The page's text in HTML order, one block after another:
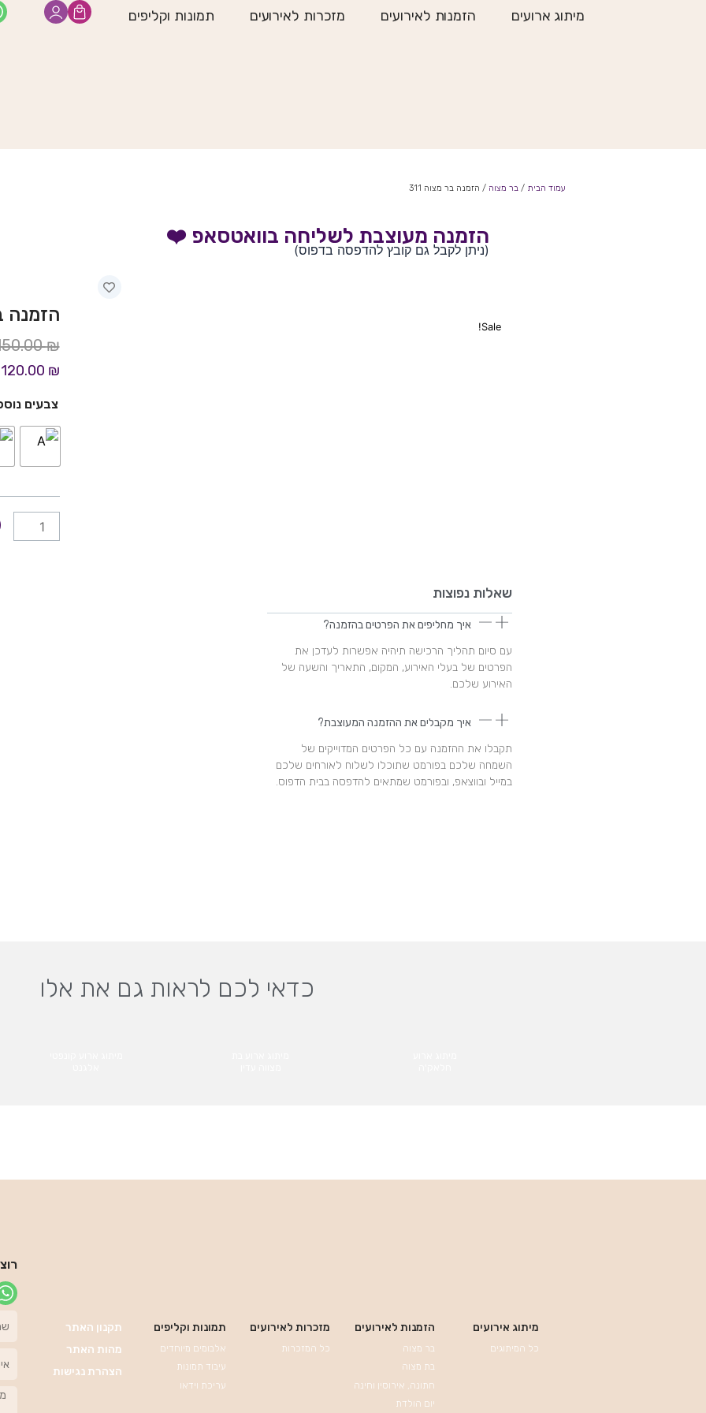
מיתוג ארועים הזמנות לאירועים מזכרות לאירועים תמונות וקליפים
עמוד הבית / בר מצוה / הזמנה בר מצוה 311
הזמנה מעוצבת לשליחה בוואטסאפ ❤️
(ניתן לקבל גם קובץ להדפסה בדפוס)
Sale!
הזמנה
₪
המחיר
היה:120.00 ₪
המחיר
הוא:
צבעים
של
הזמנה
311
שאלות נפוצות
איך מחליפים את הפרטים בהזמנה?
עם סיום תהליך הרכישה תיהיה אפשרות לעדכן את
הפרטים של בעלי האירוע, המקום, התאריך והשעה של
האירוע שלכם.
איך מקבלים את ההזמנה המעוצבת?
תקבלו את ההזמנה עם כל הפרטים המדוייקים של
השמחה שלכם בפורמט שתוכלו לשלוח לאורחים שלכם
במייל ובווצאפ, ובפורמט שמתאים להדפסה בבית הדפוס.
כדאי לכם לראות גם את אלו
מיתוג אירועים
כל המיתוגים
הזמנות לאירועים
בר מצוה
בת מצוה
חתונה, אירוסין וחינה
יום הולדת
מזכרות לאירועים
כל המזכרות
תמונות וקליפים
אלבומים מיוחדים
עיבוד תמונות
עריכת וידאו
תקנון האתר
מהות האתר
הצהרת נגישות